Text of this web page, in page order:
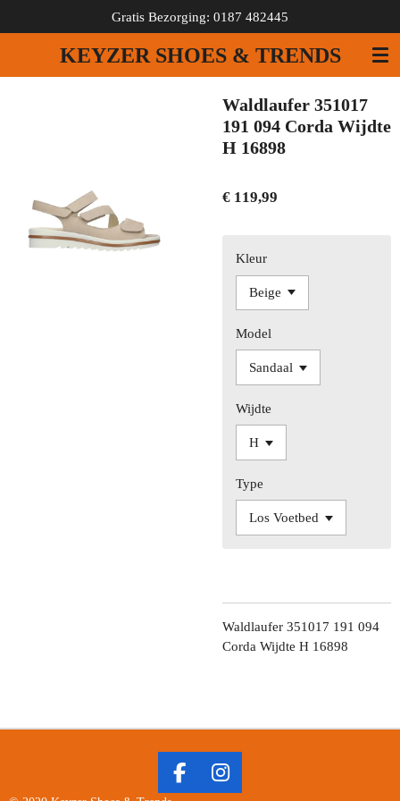
direct
de
KEYZER SHOES & TRENDS
Gratis Bezorging: 0187 482445
Waldlaufer 351017
191 094 Corda Wijdte
H 16898
€ 119,99
Kleur
Model
Wijdte
Type
Waldlaufer 351017 191 094
Corda Wijdte H 16898
F
I